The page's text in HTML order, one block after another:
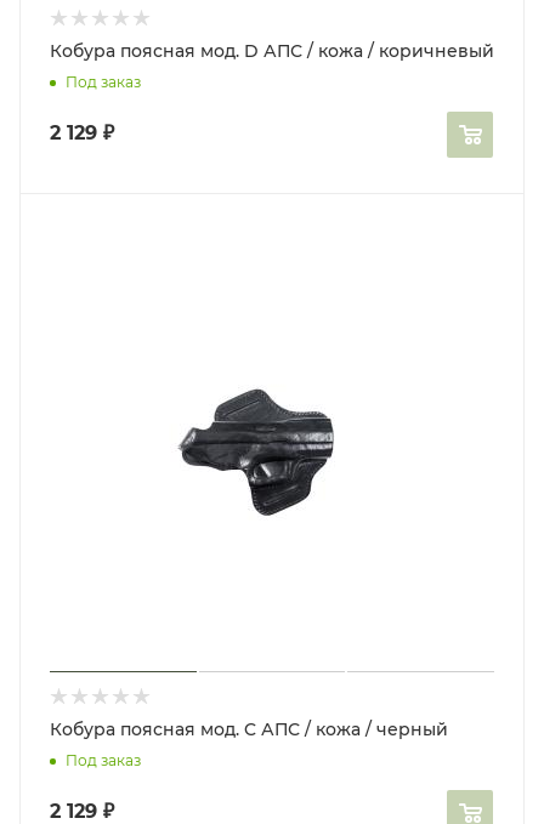
Кобура поясная мод. D АПС / кожа / коричневый
Под заказ
2 129 ₽
Кобура поясная мод. C АПС / кожа / черный
Под заказ
2 129 ₽